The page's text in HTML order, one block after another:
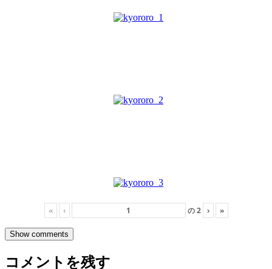
« ‹ の2 › »
Show comments
コメントを残す